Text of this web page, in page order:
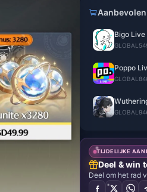
Bigo
GLOBAL
Poppo
GLOBAL
GLOBAL
TIJDELIJKE
Deel & win
Deel om het rad